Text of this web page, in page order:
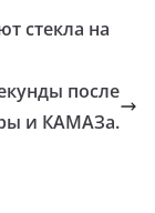
стекла на
после
и КАМАЗа.